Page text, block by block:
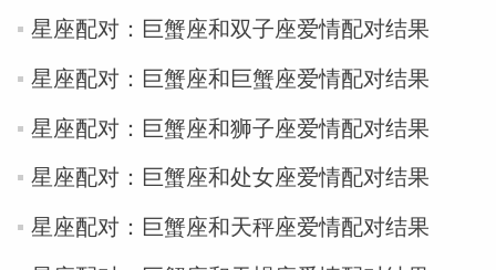
星座配对：巨蟹座和双子座爱情配对结果
星座配对：巨蟹座和巨蟹座爱情配对结果
星座配对：巨蟹座和狮子座爱情配对结果
星座配对：巨蟹座和处女座爱情配对结果
星座配对：巨蟹座和天秤座爱情配对结果